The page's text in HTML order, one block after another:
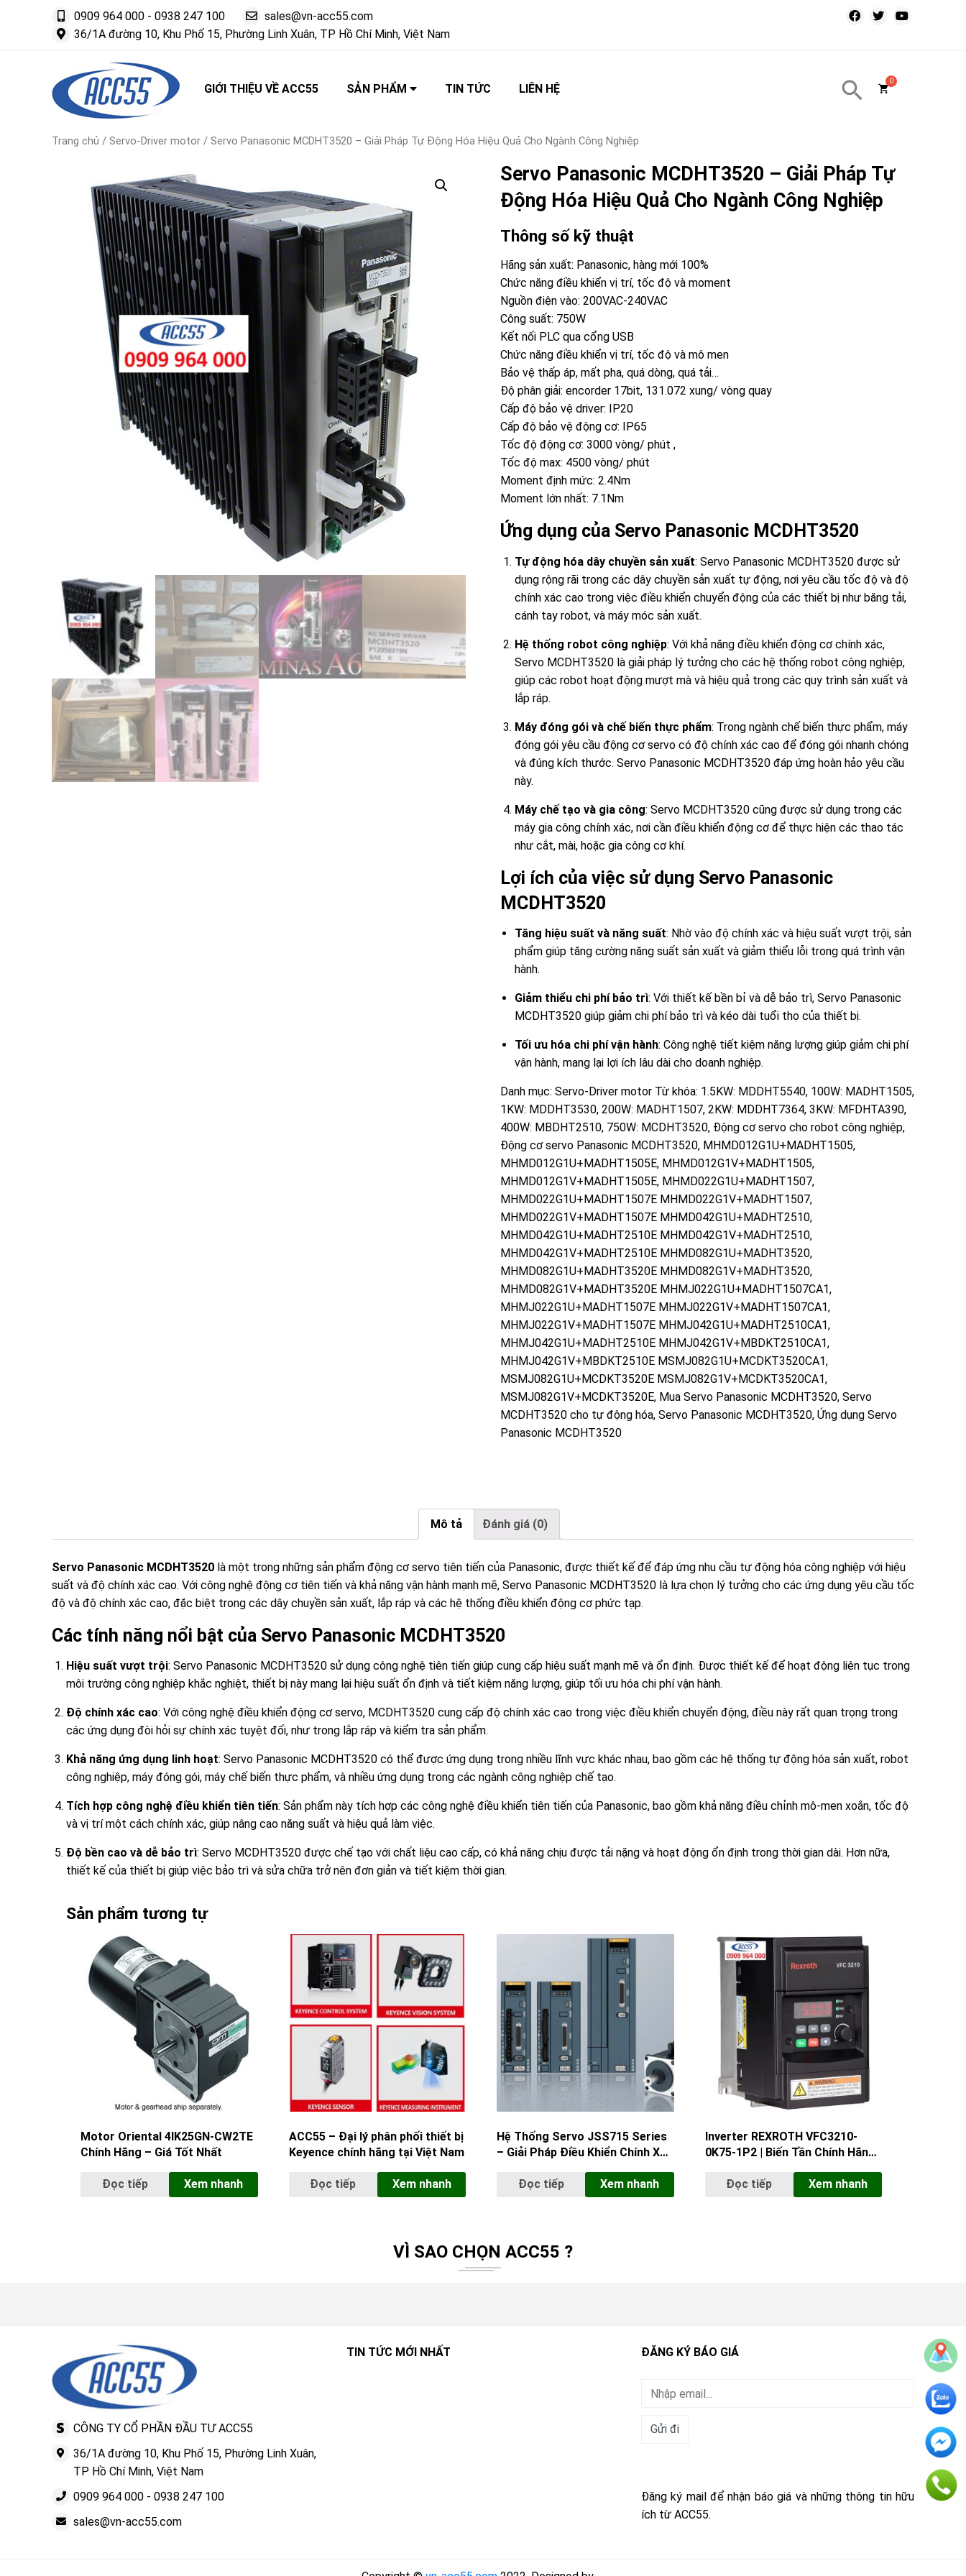
0909 964 000 - 0938 247 100
sales@vn-acc55.com
36/1A đường 10, Khu Phố 15, Phường Linh Xuân, TP Hồ Chí Minh, Việt Nam
GIỚI THIỆU VỀ ACC55 SẢN PHẨM TIN TỨC LIÊN HỆ
Trang chủ / Servo-Driver motor / Servo Panasonic MCDHT3520 – Giải Pháp Tự Động Hóa Hiệu Quả Cho Ngành Công Nghiệp
Servo Panasonic MCDHT3520 – Giải Pháp Tự
Động Hóa Hiệu Quả Cho Ngành Công Nghiệp
Thông số kỹ thuật
Hãng sản xuất: Panasonic, hàng mới 100%
Chức năng điều khiển vị trí, tốc độ và moment
Nguồn điện vào: 200VAC-240VAC
Công suất: 750W
Kết nối PLC qua cổng USB
Chức năng điều khiển vị trí, tốc độ và mô men
Bảo vệ thấp áp, mất pha, quá dòng, quá tải…
Độ phân giải: encorder 17bit, 131.072 xung/ vòng quay
Cấp độ bảo vệ driver: IP20
Cấp độ bảo vệ động cơ: IP65
Tốc độ động cơ: 3000 vòng/ phút ,
Tốc độ max: 4500 vòng/ phút
Moment định mức: 2.4Nm
Moment lớn nhất: 7.1Nm
Ứng dụng của Servo Panasonic MCDHT3520
Tự động hóa dây chuyền sản xuất: Servo Panasonic MCDHT3520 được sử
dụng rộng rãi trong các dây chuyền sản xuất tự động, nơi yêu cầu tốc độ và độ
chính xác cao trong việc điều khiển chuyển động của các thiết bị như băng tải,
cánh tay robot, và máy móc sản xuất.
Hệ thống robot công nghiệp: Với khả năng điều khiển động cơ chính xác,
Servo MCDHT3520 là giải pháp lý tưởng cho các hệ thống robot công nghiệp,
giúp các robot hoạt động mượt mà và hiệu quả trong các quy trình sản xuất và
lắp ráp.
Máy đóng gói và chế biến thực phẩm: Trong ngành chế biến thực phẩm, máy
đóng gói yêu cầu động cơ servo có độ chính xác cao để đóng gói nhanh chóng
và đúng kích thước. Servo Panasonic MCDHT3520 đáp ứng hoàn hảo yêu cầu
này.
Máy chế tạo và gia công: Servo MCDHT3520 cũng được sử dụng trong các
máy gia công chính xác, nơi cần điều khiển động cơ để thực hiện các thao tác
như cắt, mài, hoặc gia công cơ khí.
Lợi ích của việc sử dụng Servo Panasonic
MCDHT3520
Tăng hiệu suất và năng suất: Nhờ vào độ chính xác và hiệu suất vượt trội, sản
phẩm giúp tăng cường năng suất sản xuất và giảm thiểu lỗi trong quá trình vận
hành.
Giảm thiểu chi phí bảo trì: Với thiết kế bền bỉ và dễ bảo trì, Servo Panasonic
MCDHT3520 giúp giảm chi phí bảo trì và kéo dài tuổi thọ của thiết bị.
Tối ưu hóa chi phí vận hành: Công nghệ tiết kiệm năng lượng giúp giảm chi phí
vận hành, mang lại lợi ích lâu dài cho doanh nghiệp.
Danh mục: Servo-Driver motor Từ khóa: 1.5KW: MDDHT5540, 100W: MADHT1505,
1KW: MDDHT3530, 200W: MADHT1507, 2KW: MDDHT7364, 3KW: MFDHTA390,
400W: MBDHT2510, 750W: MCDHT3520, Động cơ servo cho robot công nghiệp,
Động cơ servo Panasonic MCDHT3520, MHMD012G1U+MADHT1505,
MHMD012G1U+MADHT1505E, MHMD012G1V+MADHT1505,
MHMD012G1V+MADHT1505E, MHMD022G1U+MADHT1507,
MHMD022G1U+MADHT1507E MHMD022G1V+MADHT1507,
MHMD022G1V+MADHT1507E MHMD042G1U+MADHT2510,
MHMD042G1U+MADHT2510E MHMD042G1V+MADHT2510,
MHMD042G1V+MADHT2510E MHMD082G1U+MADHT3520,
MHMD082G1U+MADHT3520E MHMD082G1V+MADHT3520,
MHMD082G1V+MADHT3520E MHMJ022G1U+MADHT1507CA1,
MHMJ022G1U+MADHT1507E MHMJ022G1V+MADHT1507CA1,
MHMJ022G1V+MADHT1507E MHMJ042G1U+MADHT2510CA1,
MHMJ042G1U+MADHT2510E MHMJ042G1V+MBDKT2510CA1,
MHMJ042G1V+MBDKT2510E MSMJ082G1U+MCDKT3520CA1,
MSMJ082G1U+MCDKT3520E MSMJ082G1V+MCDKT3520CA1,
MSMJ082G1V+MCDKT3520E, Mua Servo Panasonic MCDHT3520, Servo
MCDHT3520 cho tự động hóa, Servo Panasonic MCDHT3520, Ứng dụng Servo
Panasonic MCDHT3520
Mô tả Đánh giá (0)
Servo Panasonic MCDHT3520 là một trong những sản phẩm động cơ servo tiên tiến của Panasonic, được thiết kế để đáp ứng nhu cầu tự động hóa công nghiệp với hiệu
suất và độ chính xác cao. Với công nghệ động cơ tiên tiến và khả năng vận hành mạnh mẽ, Servo Panasonic MCDHT3520 là lựa chọn lý tưởng cho các ứng dụng yêu cầu tốc
độ và độ chính xác cao, đặc biệt trong các dây chuyền sản xuất, lắp ráp và các hệ thống điều khiển động cơ phức tạp.
Các tính năng nổi bật của Servo Panasonic MCDHT3520
Hiệu suất vượt trội: Servo Panasonic MCDHT3520 sử dụng công nghệ tiên tiến giúp cung cấp hiệu suất mạnh mẽ và ổn định. Được thiết kế để hoạt động liên tục trong
môi trường công nghiệp khắc nghiệt, thiết bị này mang lại hiệu suất ổn định và tiết kiệm năng lượng, giúp tối ưu hóa chi phí vận hành.
Độ chính xác cao: Với công nghệ điều khiển động cơ servo, MCDHT3520 cung cấp độ chính xác cao trong việc điều khiển chuyển động, điều này rất quan trọng trong
các ứng dụng đòi hỏi sự chính xác tuyệt đối, như trong lắp ráp và kiểm tra sản phẩm.
Khả năng ứng dụng linh hoạt: Servo Panasonic MCDHT3520 có thể được ứng dụng trong nhiều lĩnh vực khác nhau, bao gồm các hệ thống tự động hóa sản xuất, robot
công nghiệp, máy đóng gói, máy chế biến thực phẩm, và nhiều ứng dụng trong các ngành công nghiệp chế tạo.
Tích hợp công nghệ điều khiển tiên tiến: Sản phẩm này tích hợp các công nghệ điều khiển tiên tiến của Panasonic, bao gồm khả năng điều chỉnh mô-men xoắn, tốc độ
và vị trí một cách chính xác, giúp nâng cao năng suất và hiệu quả làm việc.
Độ bền cao và dễ bảo trì: Servo MCDHT3520 được chế tạo với chất liệu cao cấp, có khả năng chịu được tải nặng và hoạt động ổn định trong thời gian dài. Hơn nữa,
thiết kế của thiết bị giúp việc bảo trì và sửa chữa trở nên đơn giản và tiết kiệm thời gian.
Sản phẩm tương tự
Motor Oriental 4IK25GN-CW2TE
Chính Hãng – Giá Tốt Nhất
Đọc tiếp Xem nhanh
ACC55 – Đại lý phân phối thiết bị
Keyence chính hãng tại Việt Nam
Đọc tiếp Xem nhanh
Hệ Thống Servo JSS715 Series
– Giải Pháp Điều Khiển Chính Xác
Đọc tiếp
Xem nhanh
Inverter REXROTH VFC3210-
0K75-1P2 | Biến Tần Chính Hãng
Đọc tiếp
Xem nhanh
VÌ SAO CHỌN ACC55 ?
CÔNG TY CỔ PHẦN ĐẦU TƯ ACC55
36/1A đường 10, Khu Phố 15, Phường Linh Xuân,
TP Hồ Chí Minh, Việt Nam
0909 964 000 - 0938 247 100
sales@vn-acc55.com
TIN TỨC MỚI NHẤT ĐĂNG KÝ BÁO GIÁ
Đăng ký mail để nhận báo giá và những thông tin hữu
ích từ ACC55.